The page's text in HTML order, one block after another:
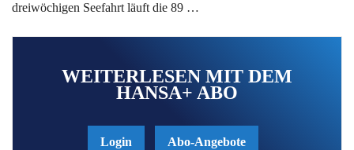
dreiwöchigen Seefahrt läuft die 89 …
WEITERLESEN MIT DEM
HANSA+ ABO
Login Abo-Angebote